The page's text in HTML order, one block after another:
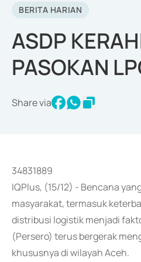
BERITA HARIAN
ASDP
PASOKAN
Share via
34831889
IQPlus, (15/12) - Bencana
masyarakat, termasuk
distribusi logistik menjadi
(Persero) terus bergerak
khususnya di wilayah Aceh.